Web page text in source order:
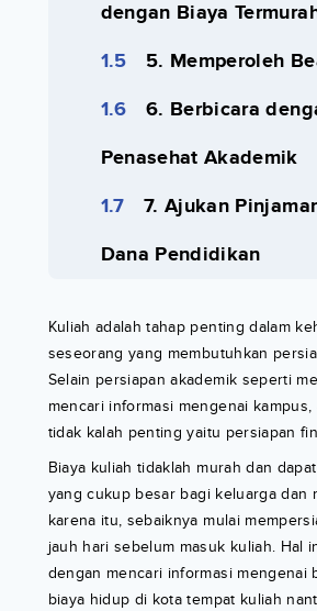
dengan Biaya
5. Memperoleh
6. Berbicara
Penasehat Akademik
7. Ajukan
Dana Pendidikan
Kuliah adalah tahap penting dalam
seseorang yang membutuhkan
Selain persiapan akademik seperti
mencari informasi mengenai kampus,
tidak kalah penting yaitu persiapan
Biaya kuliah tidaklah murah dan
yang cukup besar bagi keluarga dan
karena itu, sebaiknya mulai
jauh hari sebelum masuk kuliah. Hal
dengan mencari informasi mengenai
biaya hidup di kota tempat kuliah